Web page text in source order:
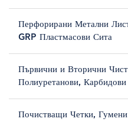
КОНТАКТИ
Перфорирани Метални
GRP Пластмасови Сита
Първични и Вторични
Полиуретанови, Карбидови
Почистващи Четки,